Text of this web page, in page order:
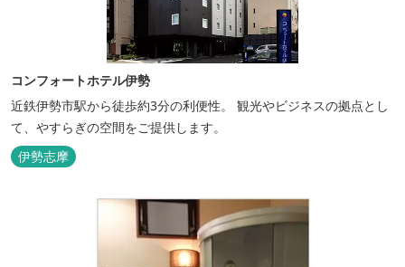
コンフォートホテル伊勢
近鉄伊勢市駅から徒歩約3分の利便性。 観光やビジネスの拠点とし
て、やすらぎの空間をご提供します。
伊勢志摩